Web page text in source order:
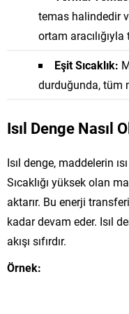
temas halindedir
ortam
Eşit Sıcaklık:
durduğunda, tüm
Isıl Denge Nasıl
Isıl denge, maddelerin
Sıcaklığı yüksek olan
aktarır. Bu enerji
kadar devam eder. Isıl
akışı sıfırdır.
Örnek: